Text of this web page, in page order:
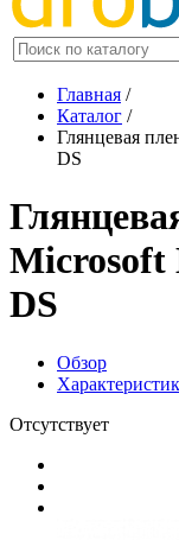
Главная /
Каталог /
Глянцевая
DS
Microsoft
DS
Обзор
Отсутствует